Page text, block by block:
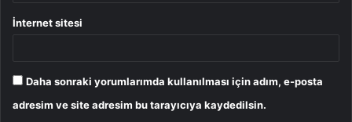
İnternet sitesi
Daha sonraki yorumlarımda kullanılması için adım, e-posta
adresim ve site adresim bu tarayıcıya kaydedilsin.